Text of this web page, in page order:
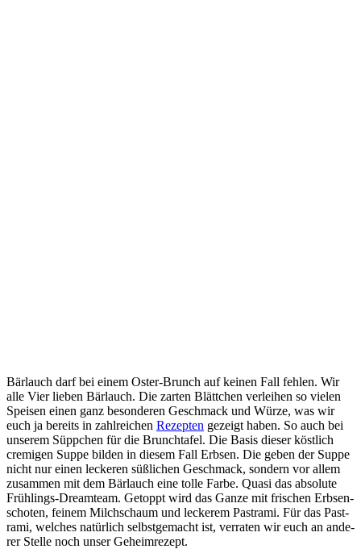
Bär­lauch darf bei einem Oster-Brunch auf kei­nen Fall feh­len. Wir
alle Vier lie­ben Bär­lauch. Die zar­ten Blätt­chen ver­lei­hen so vie­len
Spei­sen einen ganz beson­de­ren Geschmack und Wür­ze, was wir
euch ja bereits in zahl­rei­chen Rezep­ten gezeigt haben. So auch bei
unse­rem Süpp­chen für die Brunch­ta­fel. Die Basis die­ser köst­lich
cre­mi­gen Sup­pe bil­den in die­sem Fall Erb­sen. Die geben der Sup­pe
nicht nur einen lecke­ren süß­li­chen Geschmack, son­dern vor allem
zusam­men mit dem Bär­lauch eine tol­le Far­be. Qua­si das abso­lu­te
Früh­lings-Dream­team. Getoppt wird das Gan­ze mit fri­schen Erb­sen­
scho­ten, fei­nem Milch­schaum und lecke­rem Past­ra­mi. Für das Past­
ra­mi, wel­ches natür­lich selbst­ge­macht ist, ver­ra­ten wir euch an ande­
rer Stel­le noch unser Geheimrezept.